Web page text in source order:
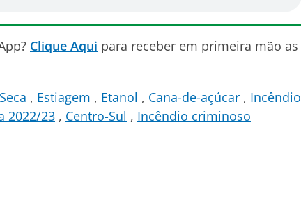
Clique Aqui para receber em primeira mão as
Seca Estiagem Etanol Cana-de-açúcar
Incêndio
2022/23 Centro-Sul
Incêndio criminoso